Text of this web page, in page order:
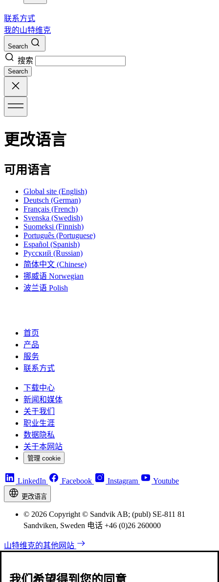
联系方式
我的山特维克
Search
搜索
Search
更改语言
可用语言
Global site (English)
Deutsch (German)
Français (French)
Svenska (Swedish)
Suomeksi (Finnish)
Português (Portuguese)
Español (Spanish)
Русский (Russian)
简体中文 (Chinese)
挪威语 Norwegian
波兰语 Polish
首页
产品
服务
联系方式
下载中心
新闻和媒体
关于我们
职业生涯
数据隐私
关于本网站
管理 cookie
LinkedIn Facebook Instagram Youtube
更改语言
© 2026 Copyright © Sandvik AB; (publ) SE-811 81
Sandviken, Sweden 电话 +46 (0)26 260000
山特维克的其他网站
我们希望得到您的同意